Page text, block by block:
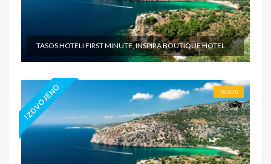
TASOS HOTELI FIRST MINUTE, INSPIRA BOUTIQUE HOTEL
IZDVOJENO TASOS